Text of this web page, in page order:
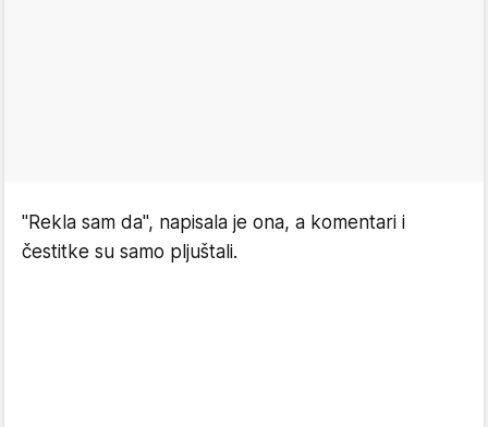
"Rekla sam da", napisala je ona, a komentari i
čestitke su samo pljuštali.